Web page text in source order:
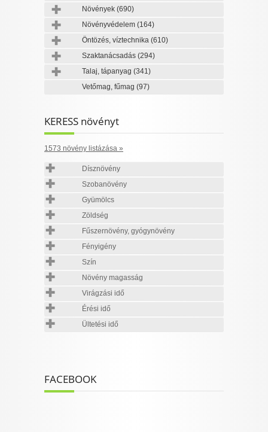
Növények (690)
Növényvédelem (164)
Öntözés, víztechnika (610)
Szaktanácsadás (294)
Talaj, tápanyag (341)
Vetőmag, fűmag (97)
KERESS növényt
1573 növény listázása »
Dísznövény
Szobanövény
Gyümölcs
Zöldség
Fűszernövény, gyógynövény
Fényigény
Szín
Növény magasság
Virágzási idő
Érési idő
Ültetési idő
FACEBOOK